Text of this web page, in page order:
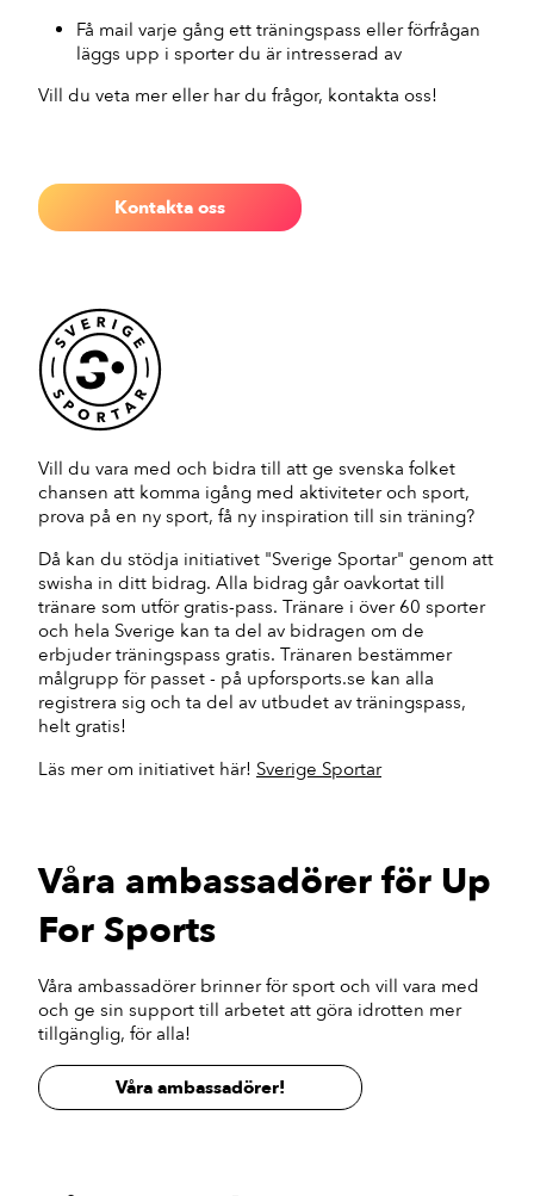
Få mail varje gång ett träningspass eller förfrågan
läggs upp i sporter du är intresserad av
Vill du veta mer eller har du frågor, kontakta oss!
Kontakta oss
Vill du vara med och bidra till att ge svenska folket
chansen att komma igång med aktiviteter och sport,
prova på en ny sport, få ny inspiration till sin träning?
Då kan du stödja initiativet "Sverige Sportar" genom att
swisha in ditt bidrag. Alla bidrag går oavkortat till
tränare som utför gratis-pass. Tränare i över 60 sporter
och hela Sverige kan ta del av bidragen om de
erbjuder träningspass gratis. Tränaren bestämmer
målgrupp för passet - på upforsports.se kan alla
registrera sig och ta del av utbudet av träningspass,
helt gratis!
Läs mer om initiativet här! Sverige Sportar
Våra ambassadörer för Up
For Sports
Våra ambassadörer brinner för sport och vill vara med
och ge sin support till arbetet att göra idrotten mer
tillgänglig, för alla!
Våra ambassadörer!